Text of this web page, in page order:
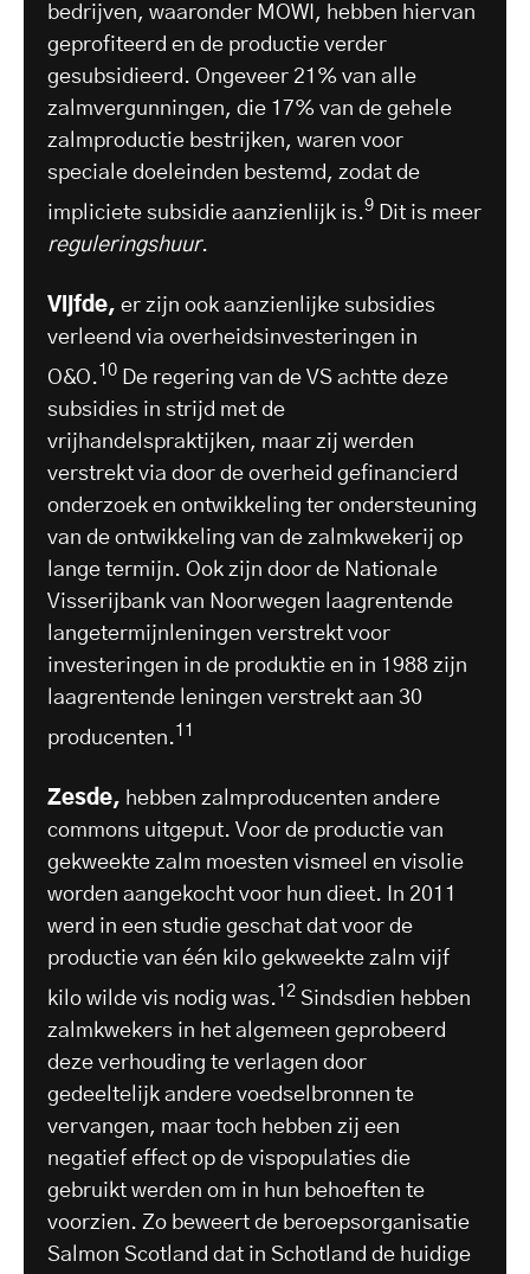
bedrijven, waaronder MOWI, hebben hiervan
geprofiteerd en de productie verder
gesubsidieerd. Ongeveer 21% van alle
zalmvergunningen, die 17% van de gehele
zalmproductie bestrijken, waren voor
speciale doeleinden bestemd, zodat de
impliciete subsidie aanzienlijk is.9 Dit is meer
reguleringshuur.
Vijfde, er zijn ook aanzienlijke subsidies
verleend via overheidsinvesteringen in
O&O.10 De regering van de VS achtte deze
subsidies in strijd met de
vrijhandelspraktijken, maar zij werden
verstrekt via door de overheid gefinancierd
onderzoek en ontwikkeling ter ondersteuning
van de ontwikkeling van de zalmkwekerij op
lange termijn. Ook zijn door de Nationale
Visserijbank van Noorwegen laagrentende
langetermijnleningen verstrekt voor
investeringen in de produktie en in 1988 zijn
laagrentende leningen verstrekt aan 30
producenten.11
Zesde, hebben zalmproducenten andere
commons uitgeput. Voor de productie van
gekweekte zalm moesten vismeel en visolie
worden aangekocht voor hun dieet. In 2011
werd in een studie geschat dat voor de
productie van één kilo gekweekte zalm vijf
kilo wilde vis nodig was.12 Sindsdien hebben
zalmkwekers in het algemeen geprobeerd
deze verhouding te verlagen door
gedeeltelijk andere voedselbronnen te
vervangen, maar toch hebben zij een
negatief effect op de vispopulaties die
gebruikt werden om in hun behoeften te
voorzien. Zo beweert de beroepsorganisatie
Salmon Scotland dat in Schotland de huidige